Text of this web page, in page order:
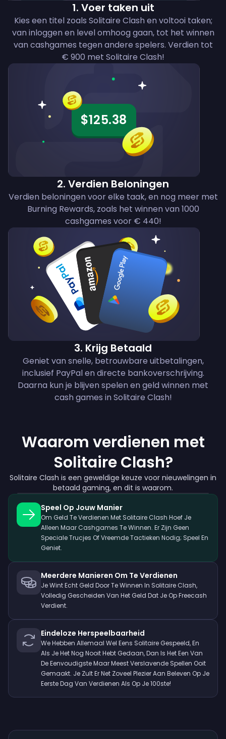
1. Voer taken uit
Kies een titel zoals Solitaire Clash en voltooi taken;
van inloggen en level omhoog gaan, tot het winnen
van cashgames tegen andere spelers. Verdien tot
€ 900 met Solitaire Clash!
$125.38
2. Verdien Beloningen
Verdien beloningen voor elke taak, en nog meer met
Burning Rewards, zoals het winnen van 1000
cashgames voor € 440!
3. Krijg Betaald
Geniet van snelle, betrouwbare uitbetalingen,
inclusief PayPal en directe bankoverschrijving.
Daarna kun je blijven spelen en geld winnen met
cash games in Solitaire Clash!
Waarom verdienen met
Solitaire Clash?
Solitaire Clash is een geweldige keuze voor nieuwelingen in
betaald gaming, en dit is waarom.
Speel Op Jouw Manier
Om Geld Te Verdienen Met Solitaire Clash Hoef Je
Alleen Maar Cashgames Te Winnen. Er Zijn Geen
Speciale Trucjes Of Vreemde Tactieken Nodig; Speel En
Geniet.
Meerdere Manieren Om Te Verdienen
Je Wint Echt Geld Door Te Winnen In Solitaire Clash,
Volledig Gescheiden Van Het Geld Dat Je Op Freecash
Verdient.
Eindeloze Herspeelbaarheid
We Hebben Allemaal Wel Eens Solitaire Gespeeld, En
Als Je Het Nog Nooit Hebt Gedaan, Dan Is Het Een Van
De Eenvoudigste Maar Meest Verslavende Spellen Ooit
Gemaakt. Je Zult Er Net Zoveel Plezier Aan Beleven Op Je
Eerste Dag Van Verdienen Als Op Je 100ste!